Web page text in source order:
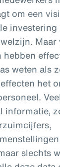
om een
Maar
hebben
weten als
het
informatie,
slechts